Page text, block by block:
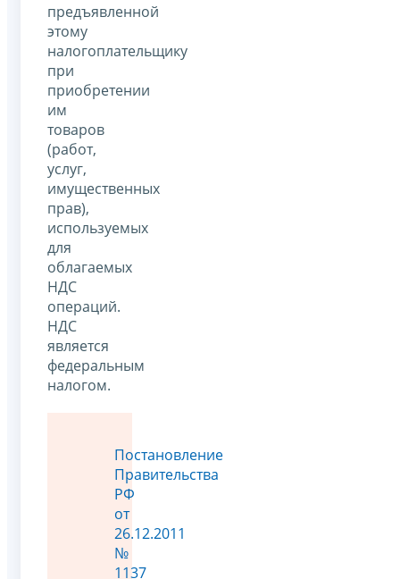
предъявленной
этому
налогоплательщику
при
приобретении
им
товаров
(работ,
услуг,
имущественных
прав),
используемых
для
облагаемых
НДС
операций.
НДС
является
федеральным
налогом.
Постановление
Правительства
РФ
от
26.12.2011
№
1137